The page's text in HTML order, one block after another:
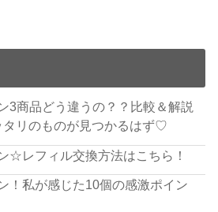
3商品どう違うの？？比較＆解説
タリのものが見つかるはず♡
☆レフィル交換方法はこちら！
！私が感じた10個の感激ポイン